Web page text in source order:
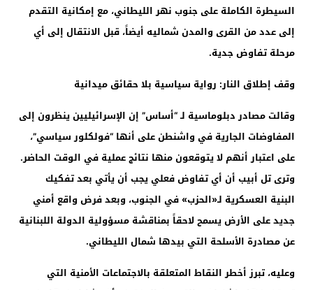
السيطرة الكاملة على جنوب نهر الليطاني، مع إمكانية التقدم
إلى عدد من القرى والمدن شماليه أيضاً، قبل الانتقال إلى أي
مرحلة تفاوض جدية.
وقف إطلاق النار: رواية سياسية بلا حقائق ميدانية
وقالت مصادر دبلوماسية لـ “أساس” إن الإسرائيليين ينظرون إلى
المفاوضات الجارية في واشنطن على أنها “فولكلور سياسي”،
على اعتبار أنهم لا يتوقعون منها نتائج عملية في الوقت الحاضر.
وترى تل أبيب أن أي تفاوض فعلي يجب أن يأتي بعد تفكيك
البنية العسكرية لـ«الحزب» في الجنوب، وبعد فرض واقع أمني
جديد على الأرض يسمح لاحقاً بمناقشة مسؤولية الدولة اللبنانية
عن مصادرة الأسلحة التي بيدها شمال الليطاني.
وعليه، تبرز أخطر النقاط المتعلقة بالاجتماعات الأمنية التي